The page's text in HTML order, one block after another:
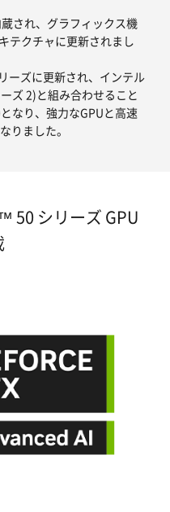
され、グラフィックス機
テクチャに更新されまし
ーズに更新され、インテル
ズ 2)と組み合わせること
なり、強力なGPUと高速
りました。
50 シリーズ GPU